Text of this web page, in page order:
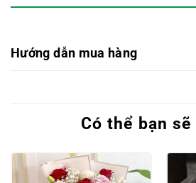
Hướng dẫn mua hàng
Có thể bạn